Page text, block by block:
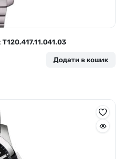
Додати в кошик